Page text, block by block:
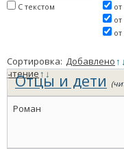
С текстом
Сортировка: Добавлено↑ ↓
чтение↑↓
Отцы и дети
Роман